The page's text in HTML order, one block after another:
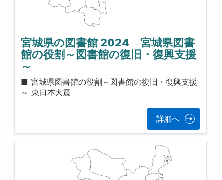
宮城県の図書館 2024 宮城県図書
館の役割～図書館の復旧・復興支援
～
■ 宮城県図書館の役割～図書館の復旧・復興支援
～ 東日本大震
詳細へ